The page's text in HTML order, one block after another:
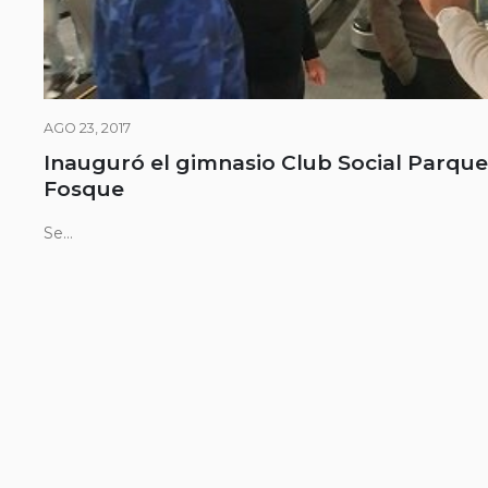
AGO 23, 2017
Inauguró el gimnasio Club Social
Fosque
Se...